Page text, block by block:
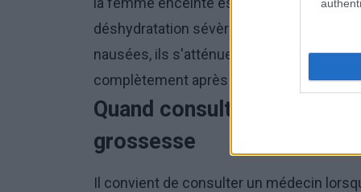
déshydratation sévère et une acidose
nausées, ils s'atténuent
complètement après la 14e semaine.
Quand consulter et
grossesse
Il convient de consulter un médecin